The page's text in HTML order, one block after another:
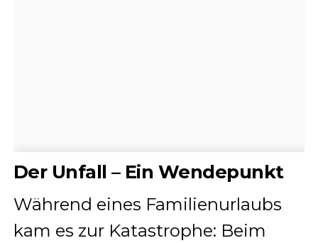
Der Unfall – Ein Wendepunkt
Während eines Familienurlaubs
kam es zur Katastrophe: Beim